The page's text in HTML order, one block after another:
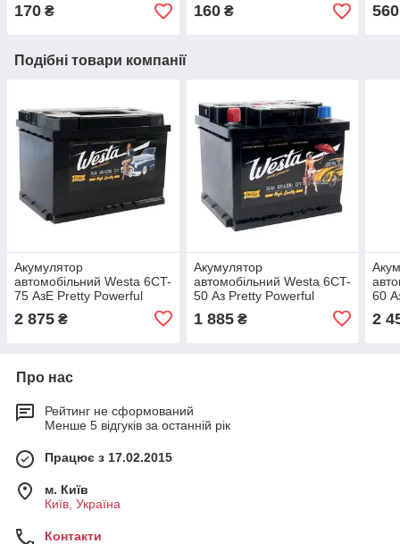
170 ₴ 160₴ 560
Подібні товари компанії
Акумулятор
автомобільний Westa 6CT-
75 АзЕ Pretty Powerful
2 875 ₴
Акумулятор
автомобільний Westa 6CT-
50 Аз Pretty Powerful
1 885₴
60
2
Про нас
Рейтинг не сформований
Менше 5 відгуків за останній рік
Працює з 17.02.2015
м. Київ
Київ, Україна
Контакти